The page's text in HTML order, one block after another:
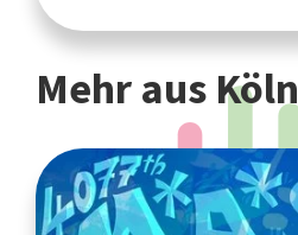
Mehr aus Köln